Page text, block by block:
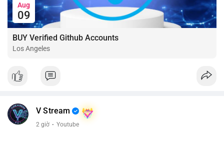
Aug
09
BUY Verified Github Accounts
Los Angeles
V Stream
2 giờ · Youtube